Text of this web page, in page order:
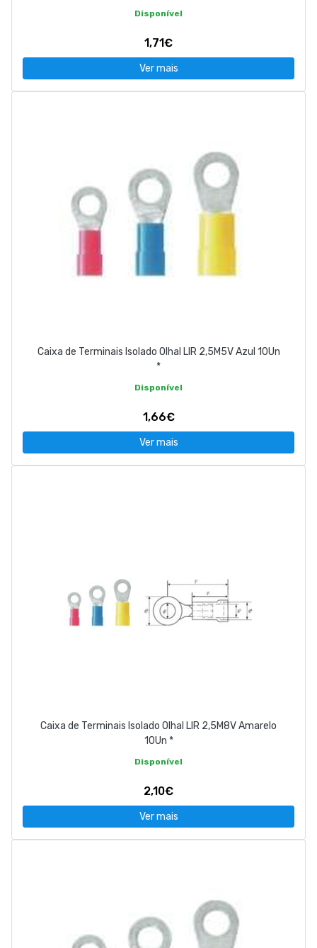
Disponível
1,71€
Ver mais
Caixa de Terminais Isolado Olhal LIR 2,5M5V Azul 10Un
*
Disponível
1,66€
Ver mais
Caixa de Terminais Isolado Olhal LIR 2,5M8V Amarelo
10Un *
Disponível
2,10€
Ver mais